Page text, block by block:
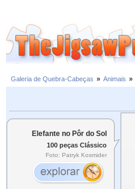
Galeria de Quebra-Cabeças » Animais »
Elefante no Pôr do Sol
100 peças Clássico
Foto: Patryk Kosmider